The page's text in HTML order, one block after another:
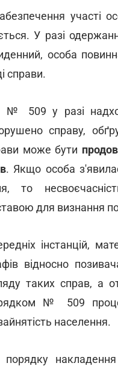
участі
У разі
особа
справи.
№ 509 у разі
справу,
може бути
. Якщо особа
то
для визнання
інстанцій,
відносно
таких справ, а
№ 509
населення.